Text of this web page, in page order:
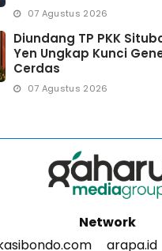
07 Agustus 2026
Diundang TP PKK
Yen Ungkap Kunci
Cerdas
07 Agustus 2026
Network
arapa.id